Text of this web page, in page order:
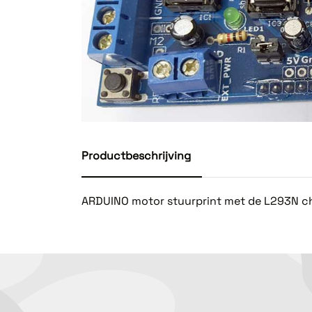
Productbeschrijving
ARDUINO motor stuurprint met de L293N